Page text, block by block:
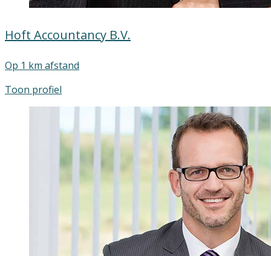
Hoft Accountancy B.V.
Op 1 km afstand
Toon profiel